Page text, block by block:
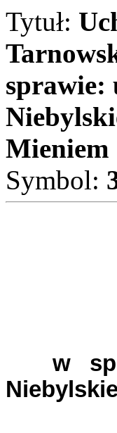
Tytuł:
sprawie:
Mieniem
Symbol:
w